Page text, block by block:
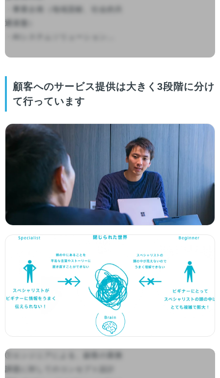
通基盤）
顧客へのサービス提供は大きく3段階に分け
て行っています
①エンジニアによる、顧客の業務
課題に対してのコンセプト設計